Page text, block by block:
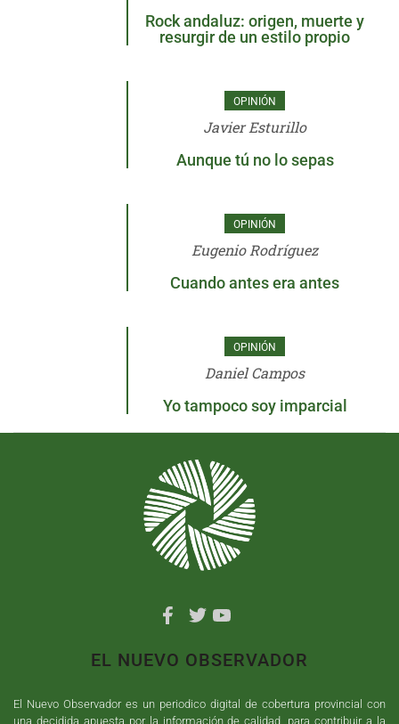
Rock andaluz: origen, muerte y
resurgir de un estilo propio
OPINIÓN
Javier Esturillo
Aunque tú no lo sepas
OPINIÓN
Eugenio Rodríguez
Cuando antes era antes
OPINIÓN
Daniel Campos
Yo tampoco soy imparcial
EL NUEVO OBSERVADOR
El Nuevo Observador es un periodico digital de cobertura provincial con
una decidida apuesta por la información de calidad, para contribuir a la